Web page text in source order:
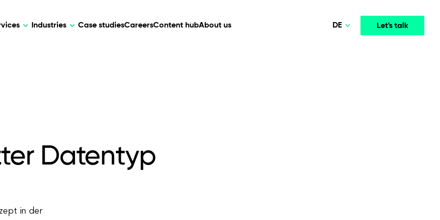
Industries Case studiesCareersContent hubAbout us Let's talk
DE
Datentyp
in der